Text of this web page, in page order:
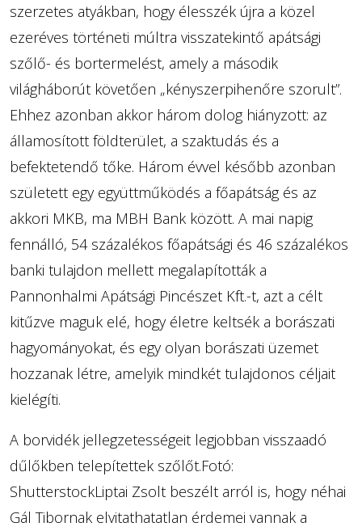
szerzetes atyákban, hogy élesszék újra a közel
ezeréves történeti múltra visszatekintő apátsági
szőlő- és bortermelést, amely a második
világháborút követően „kényszerpihenőre szorult”.
Ehhez azonban akkor három dolog hiányzott: az
államosított földterület, a szaktudás és a
befektetendő tőke. Három évvel később azonban
született egy együttműködés a főapátság és az
akkori MKB, ma MBH Bank között. A mai napig
fennálló, 54 százalékos főapátsági és 46 százalékos
banki tulajdon mellett megalapították a
Pannonhalmi Apátsági Pincészet Kft.-t, azt a célt
kitűzve maguk elé, hogy életre keltsék a borászati
hagyományokat, és egy olyan borászati üzemet
hozzanak létre, amelyik mindkét tulajdonos céljait
kielégíti.
A borvidék jellegzetességeit legjobban visszaadó
dűlőkben telepítettek szőlőt.Fotó:
ShutterstockLiptai Zsolt beszélt arról is, hogy néhai
Gál Tibornak elvitathatatlan érdemei vannak a